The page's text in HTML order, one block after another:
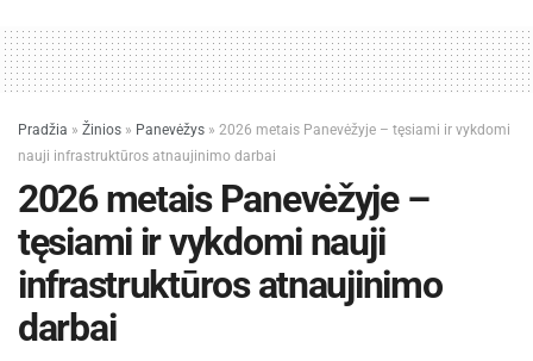
Pradžia » Žinios » Panevėžys » 2026 metais Panevėžyje – tęsiami ir vykdomi
nauji infrastruktūros atnaujinimo darbai
2026 metais Panevėžyje –
tęsiami ir vykdomi nauji
infrastruktūros atnaujinimo
darbai